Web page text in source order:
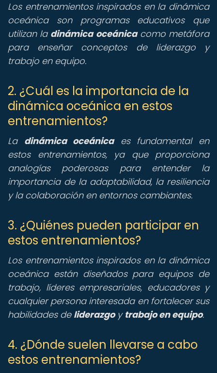
Los entrenamientos inspirados en la dinámica
oceánica son programas educativos que
utilizan la dinámica oceánicacomo metáfora
para enseñar conceptos de liderazgo y
trabajo en equipo.
2. ¿Cuál es la importancia de la
dinámica oceánica en estos
entrenamientos?
La dinámica oceánicaes fundamental en
estos entrenamientos, ya que proporciona
analogías poderosas para entender la
importancia de la adaptabilidad, la resiliencia
y la colaboración en entornos cambiantes.
3. ¿Quiénes pueden participar en
estos entrenamientos?
Los entrenamientos inspirados en la dinámica
oceánica están diseñados para equipos de
trabajo, líderes empresariales, educadores y
cualquier persona interesada en fortalecer sus
habilidades de liderazgoy trabajo en equipo.
4. ¿Dónde suelen llevarse a cabo
estos entrenamientos?